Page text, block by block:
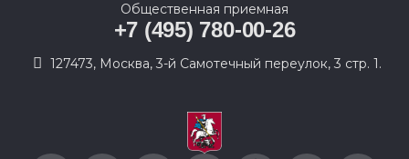
Общественная приемная
+7 (495) 780-00-26
127473, Москва, 3-й Самотечный переулок, 3 стр. 1.